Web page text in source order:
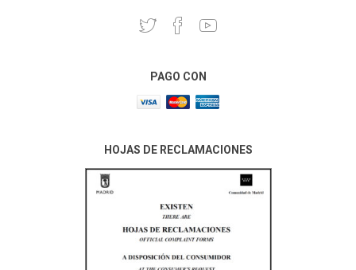
PAGO CON
HOJAS DE RECLAMACIONES